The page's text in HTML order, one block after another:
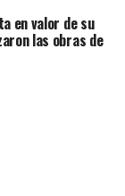
en valor de su
las obras de